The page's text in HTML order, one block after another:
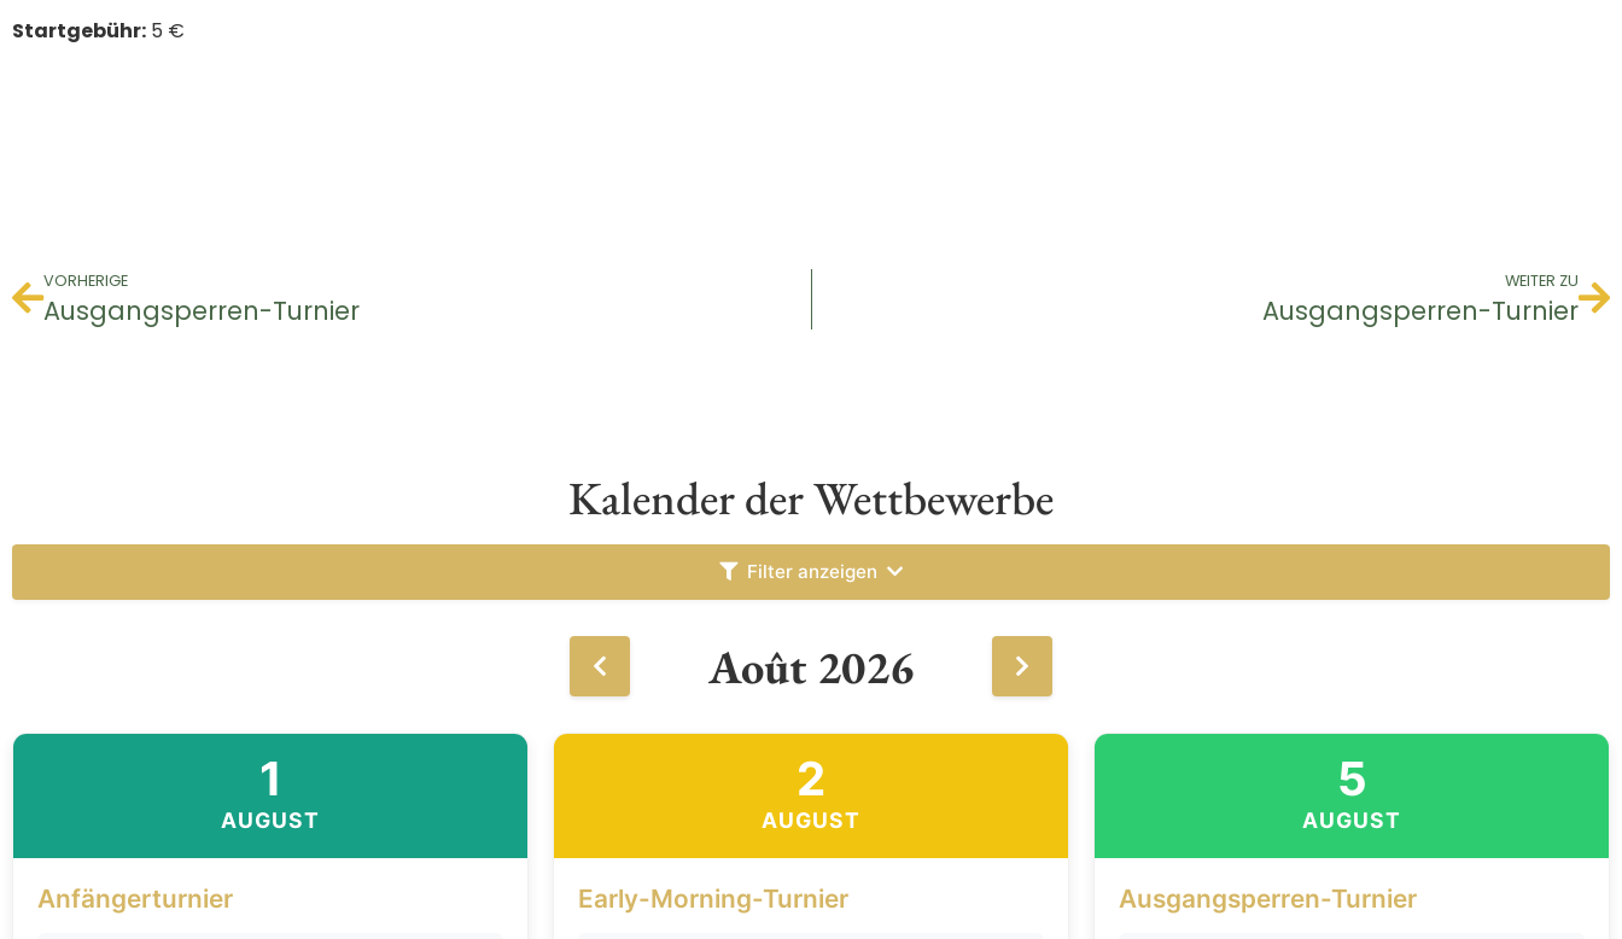
Startgebühr: 5 €
VORHERIGE
Ausgangsperren-Turnier
WEITER ZU
Ausgangsperren-Turnier
Kalender der Wettbewerbe
Filter anzeigen
Août 2026
1
AUGUST
Anfängerturnier
2
AUGUST
Early-Morning-Turnier
5
AUGUST
Ausgangsperren-Turnier